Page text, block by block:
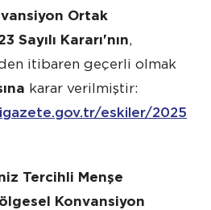
Ortak
Sayılı Kararı'nın,
itibaren geçerli olmak
karar verilmiştir:
eskiler/2025/
Tercihli Menşe
Konvansiyon